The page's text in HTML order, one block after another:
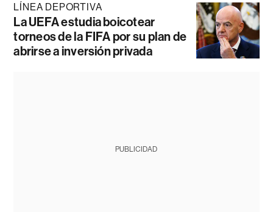
LÍNEA DEPORTIVA
La UEFA estudia boicotear
torneos de la FIFA por su plan de
abrirse a inversión privada
PUBLICIDAD